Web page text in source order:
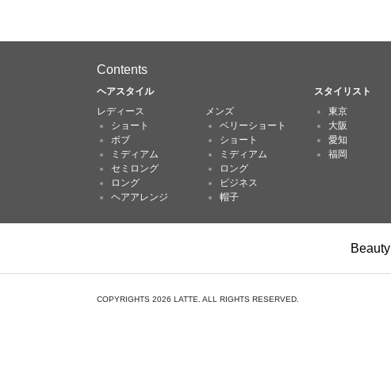
Contents
ヘアスタイル スタイリスト
レディース
ショート
ボブ
ミディアム
セミロング
ロング
ヘアアレンジ
メンズ
ベリーショート
ショート
ミディアム
ロング
ビジネス
帽子
東京
大阪
愛知
福岡
Beauty
COPYRIGHTS 2026 LATTE. ALL RIGHTS RESERVED.